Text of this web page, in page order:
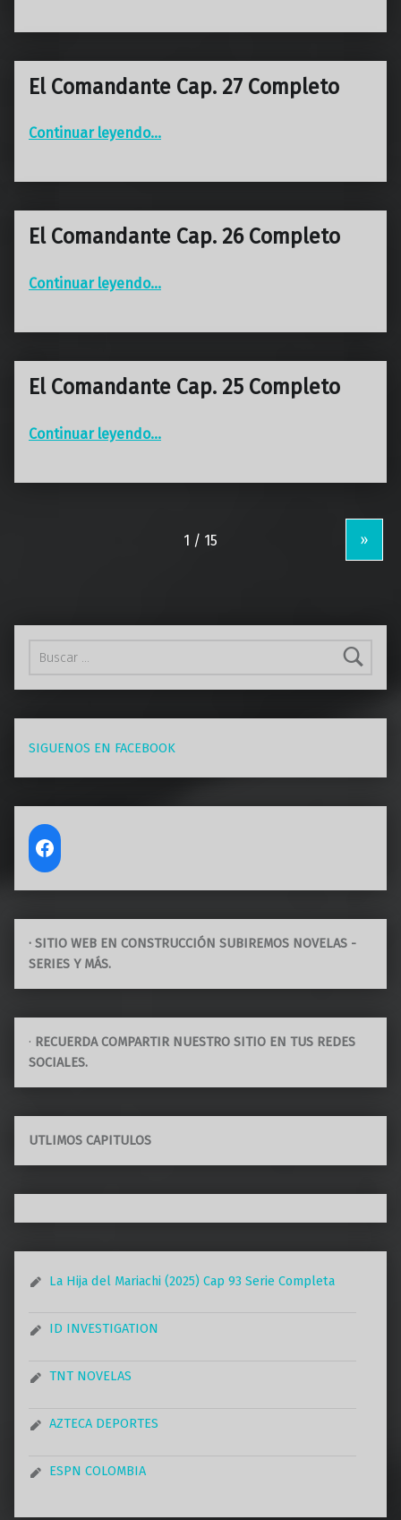
El Comandante Cap. 27 Completo
Continuar leyendo…
El Comandante Cap. 26 Completo
Continuar leyendo…
El Comandante Cap. 25 Completo
Continuar leyendo…
»
SIGUENOS EN FACEBOOK
· SITIO WEB EN CONSTRUCCIÓN SUBIREMOS NOVELAS -
SERIES Y MÁS.
· RECUERDA COMPARTIR NUESTRO SITIO EN TUS REDES
SOCIALES.
UTLIMOS CAPITULOS
La Hija del Mariachi (2025) Cap 93 Serie Completa
ID INVESTIGATION
TNT NOVELAS
AZTECA DEPORTES
ESPN COLOMBIA